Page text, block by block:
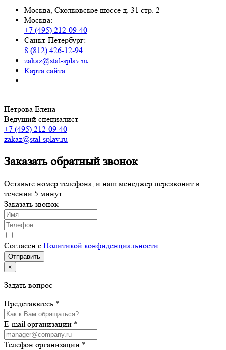
Москва, Сколковское шоссе д. 31 стр. 2
Москва:
+7 (495) 212-09-40
Санкт-Петербург:
8 (812) 426-12-94
zakaz@stal-splav.ru
Карта сайта
Петрова Елена
Ведущий специалист
+7 (495) 212-09-40
zakaz@stal-splav.ru
Заказать обратный звонок
Оставьте номер телефона, и наш менеджер перезвонит в
течении 5 минут
Заказать звонок
Согласен с Политикой конфиденциальности
×
Задать вопрос
Представьтесь *
E-mail организации *
Телефон организации *